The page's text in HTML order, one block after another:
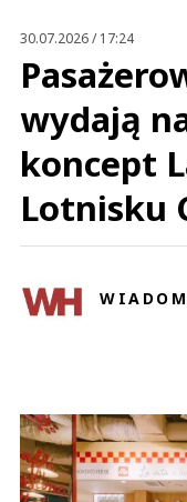
30.07.2026 / 17:24
wydają
koncept
Lotnisku